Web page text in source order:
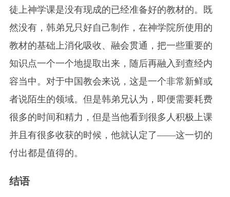
徒上神学课是没有现成的已经准备好的教材的。既
然没有，韩弟兄只好自己制作，在神学院所使用的
教材的基础上消化吸收、融会贯通，把一些重要的
知识点一个一个地提取出来，随后再融入到查经内
容当中。对于中国教会来说，这是一个非常新鲜或
者说陌生的领域。但是韩弟兄认为，即便需要耗费
很多的时间和精力，但是当他看到很多人积极上课
并且有很多收获的时候，他就认定了——这一切的
付出都是值得的。
结语